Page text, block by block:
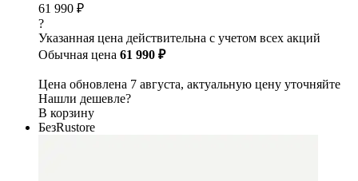
61 990 ₽
?
Указанная цена действительна с учетом всех акций
Обычная цена 61 990 ₽
Цена обновлена 7 августа, актуальную цену уточняйте
Нашли дешевле?
В корзину
БезRustore